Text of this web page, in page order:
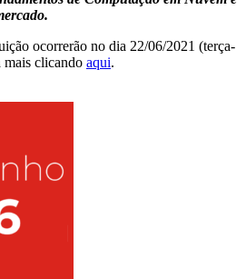
ocorrerão no dia 22/06/2021 (terça-
mais clicando aqui.